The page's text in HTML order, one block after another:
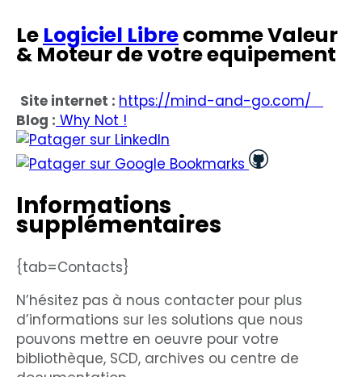
Le Logiciel Librecomme Valeur
& Moteur de votre equipement
Site internet : https://mind-and-go.com/
Blog : Why Not !
Informations
supplémentaires
{tab=Contacts}
N’hésitez pas à nous contacter pour plus
d’informations sur les solutions que nous
pouvons mettre en oeuvre pour votre
bibliothèque, SCD, archives ou centre de